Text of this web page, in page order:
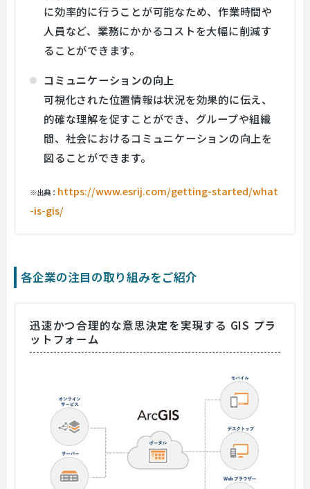
に効率的に行うことが可能なため、作業時間や
人員など、業務にかかるコストを大幅に削減す
ることができます。
コミュニケーションの向上
可視化された位置情報は状況を効果的に伝え、
的確な理解を促すことができ、グループや組織
間、社会におけるコミュニケーションの向上を
図ることができます。
※出典： https://www.esrij.com/getting-started/what
-is-gis/
各企業の注目の取り組みをご紹介
迅速かつ合理的な意思決定を実現する GIS プラ
ットフォーム